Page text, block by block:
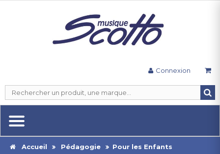
Connexion
Accueil Pédagogie Pour les Enfants